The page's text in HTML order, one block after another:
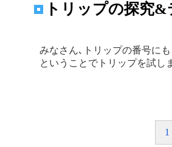
トリップの探究
みなさん､トリップの番号に
ということでトリップを試し
1